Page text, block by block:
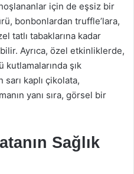
için de eşsiz bir
bonbonlardan truffle’lara,
tatlı tabaklarına kadar
Ayrıca, özel etkinliklerde,
şık
sarı kaplı çikolata,
yanı sıra, görsel bir
Sağlık